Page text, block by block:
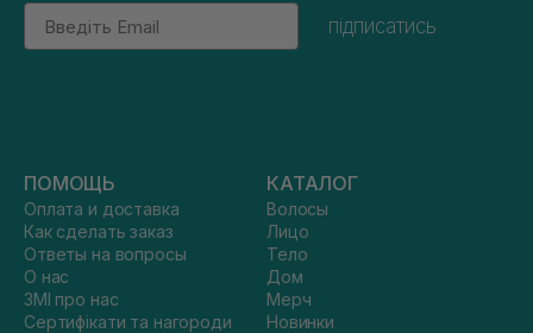
Email
підписатись
ПОМОЩЬ
Оплата и доставка
Как сделать заказ
Ответы на вопросы
О нас
ЗМІ про нас
Сертифікати та нагороди
КАТАЛОГ
Волосы
Лицо
Тело
Дом
Мерч
Новинки